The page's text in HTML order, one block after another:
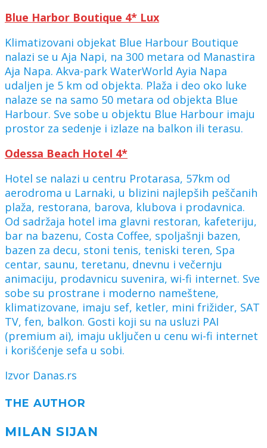
Blue Harbor Boutique 4* Lux
Klimatizovani objekat Blue Harbour Boutique
nalazi se u Aja Napi, na 300 metara od Manastira
Aja Napa. Akva-park WaterWorld Ayia Napa
udaljen je 5 km od objekta. Plaža i deo oko luke
nalaze se na samo 50 metara od objekta Blue
Harbour. Sve sobe u objektu Blue Harbour imaju
prostor za sedenje i izlaze na balkon ili terasu.
Odessa Beach Hotel 4*
Hotel se nalazi u centru Protarasa, 57km od
aerodroma u Larnaki, u blizini najlepših peščanih
plaža, restorana, barova, klubova i prodavnica.
Od sadržaja hotel ima glavni restoran, kafeteriju,
bar na bazenu, Costa Coffee, spoljašnji bazen,
bazen za decu, stoni tenis, teniski teren, Spa
centar, saunu, teretanu, dnevnu i večernju
animaciju, prodavnicu suvenira, wi-fi internet. Sve
sobe su prostrane i moderno nameštene,
klimatizovane, imaju sef, ketler, mini frižider, SAT
TV, fen, balkon. Gosti koji su na usluzi PAI
(premium ai), imaju uključen u cenu wi-fi internet
i korišćenje sefa u sobi.
Izvor Danas.rs
THE AUTHOR
MILAN SIJAN